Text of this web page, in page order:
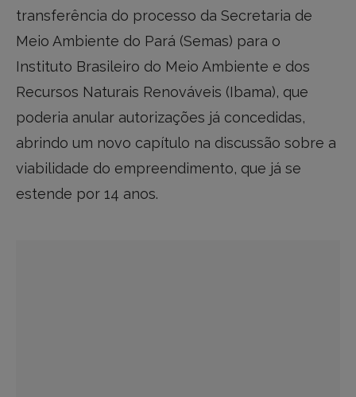
transferência do processo da Secretaria de
Meio Ambiente do Pará (Semas) para o
Instituto Brasileiro do Meio Ambiente e dos
Recursos Naturais Renováveis (Ibama), que
poderia anular autorizações já concedidas,
abrindo um novo capítulo na discussão sobre a
viabilidade do empreendimento, que já se
estende por 14 anos.